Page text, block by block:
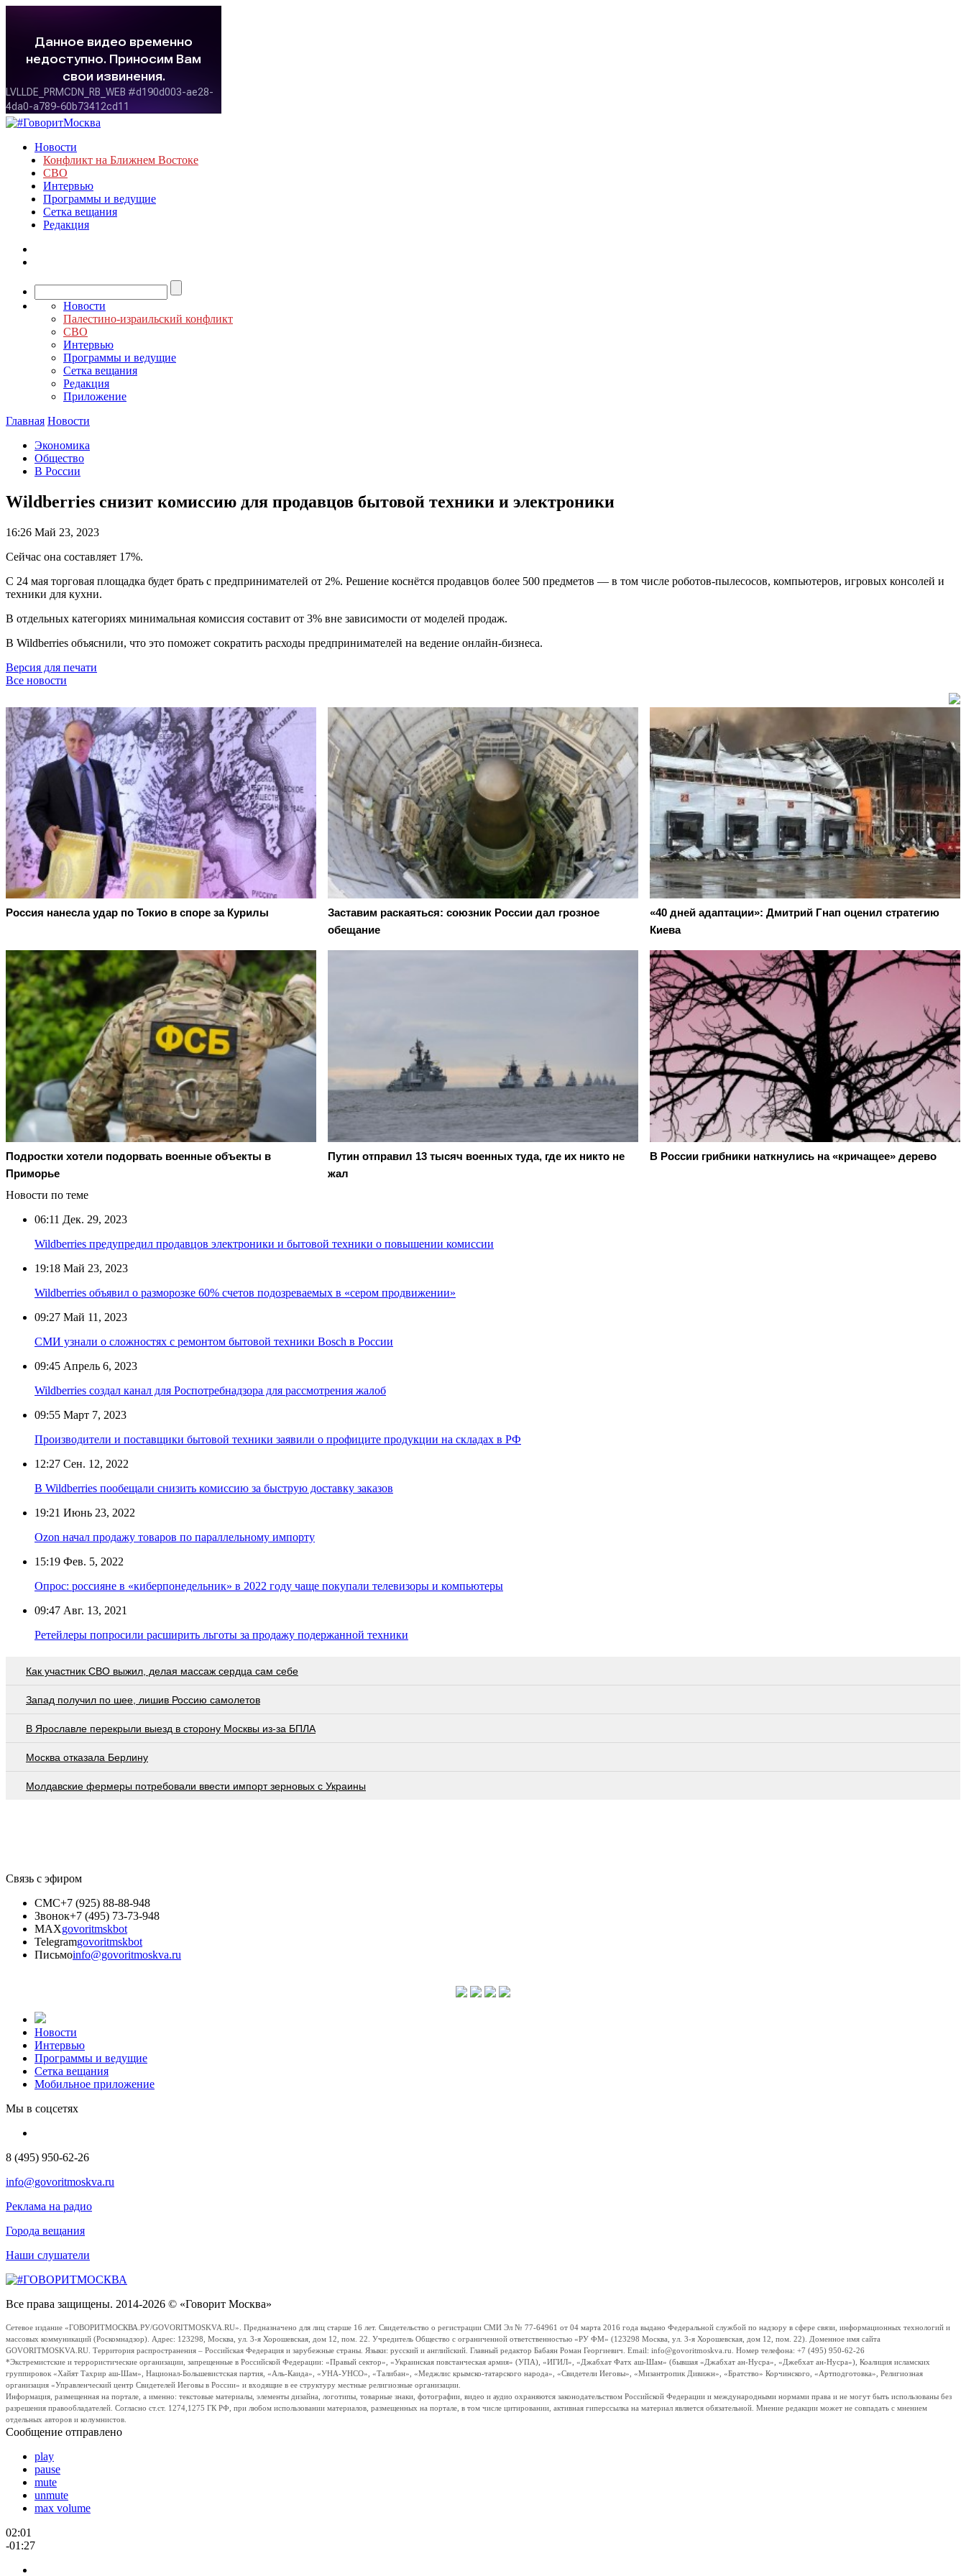
Новости
Конфликт на Ближнем Востоке
СВО
Интервью
Программы и ведущие
Сетка вещания
Редакция
Новости
Палестино-израильский конфликт
СВО
Интервью
Программы и ведущие
Сетка вещания
Редакция
Приложение
Главная Новости
Экономика
Общество
В России
Wildberries снизит комиссию для продавцов бытовой техники и электроники
16:26 Май 23, 2023
Сейчас она составляет 17%.
С 24 мая торговая площадка будет брать с предпринимателей от 2%. Решение коснётся продавцов более 500 предметов — в том числе роботов-пылесосов, компьютеров, игровых консолей и
техники для кухни.
В отдельных категориях минимальная комиссия составит от 3% вне зависимости от моделей продаж.
В Wildberries объяснили, что это поможет сократить расходы предпринимателей на ведение онлайн-бизнеса.
Версия для печати
Все новости
Россия нанесла удар по Токио в споре за Курилы
Заставим раскаяться: союзник России дал грозное
обещание
«40 дней адаптации»: Дмитрий Гнап оценил стратегию
Киева
Подростки хотели подорвать военные объекты в
Приморье
Путин отправил 13 тысяч военных туда, где их никто не
жал
В России грибники наткнулись на «кричащее» дерево
Новости по теме
06:11 Дек. 29, 2023
Wildberries предупредил продавцов электроники и бытовой техники о повышении комиссии
19:18 Май 23, 2023
Wildberries объявил о разморозке 60% счетов подозреваемых в «сером продвижении»
09:27 Май 11, 2023
СМИ узнали о сложностях с ремонтом бытовой техники Bosch в России
09:45 Апрель 6, 2023
Wildberries создал канал для Роспотребнадзора для рассмотрения жалоб
09:55 Март 7, 2023
Производители и поставщики бытовой техники заявили о профиците продукции на складах в РФ
12:27 Сен. 12, 2022
В Wildberries пообещали снизить комиссию за быструю доставку заказов
19:21 Июнь 23, 2022
Ozon начал продажу товаров по параллельному импорту
15:19 Фев. 5, 2022
Опрос: россияне в «киберпонедельник» в 2022 году чаще покупали телевизоры и компьютеры
09:47 Авг. 13, 2021
Ретейлеры попросили расширить льготы за продажу подержанной техники
Как участник СВО выжил, делая массаж сердца сам себе
Запад получил по шее, лишив Россию самолетов
В Ярославле перекрыли выезд в сторону Москвы из-за БПЛА
Москва отказала Берлину
Молдавские фермеры потребовали ввести импорт зерновых с Украины
Связь с эфиром
СМС+7 (925) 88-88-948
Звонок+7 (495) 73-73-948
MAXgovoritmskbot
Telegramgovoritmskbot
Письмоinfo@govoritmoskva.ru
Новости
Интервью
Программы и ведущие
Сетка вещания
Мобильное приложение
Мы в соцсетях
8 (495) 950-62-26
info@govoritmoskva.ru
Реклама на радио
Города вещания
Наши слушатели
Все права защищены. 2014-2026 © «Говорит Москва»
Сетевое издание «ГОВОРИТМОСКВА.РУ/GOVORITMOSKVA.RU». Предназначено для лиц старше 16 лет. Свидетельство о регистрации СМИ Эл № 77-64961 от 04 марта 2016 года выдано Федеральной службой по надзору в сфере связи, информационных технологий и
массовых коммуникаций (Роскомнадзор). Адрес: 123298, Москва, ул. 3-я Хорошевская, дом 12, пом. 22. Учредитель Общество с ограниченной ответственностью «РУ ФМ» (123298 Москва, ул. 3-я Хорошевская, дом 12, пом. 22). Доменное имя сайта
GOVORITMOSKVA.RU. Территория распространения – Российская Федерация и зарубежные страны. Языки: русский и английский. Главный редактор Бабаян Роман Георгиевич. Email: info@govoritmoskva.ru. Номер телефона: +7 (495) 950-62-26
*Экстремистские и террористические организации, запрещенные в Российской Федерации: «Правый сектор», «Украинская повстанческая армия» (УПА), «ИГИЛ», «Джабхат Фатх аш-Шам» (бывшая «Джабхат ан-Нусра», «Джебхат ан-Нусра»), Коалиция исламских
группировок «Хайят Тахрир аш-Шам», Национал-Большевистская партия, «Аль-Каида», «УНА-УНСО», «Талибан», «Меджлис крымско-татарского народа», «Свидетели Иеговы», «Мизантропик Дивижн», «Братство» Корчинского, «Артподготовка», Религиозная
организация «Управленческий центр Свидетелей Иеговы в России» и входящие в ее структуру местные религиозные организации.
Информация, размещенная на портале, а именно: текстовые материалы, элементы дизайна, логотипы, товарные знаки, фотографии, видео и аудио охраняются законодательством Российской Федерации и международными нормами права и не могут быть использованы без
разрешения правообладателей. Согласно ст.ст. 1274,1275 ГК РФ, при любом использовании материалов, размещенных на портале, в том числе цитировании, активная гиперссылка на материал является обязательной. Мнение редакции может не совпадать с мнением
отдельных авторов и колумнистов.
Сообщение отправлено
play
pause
mute
unmute
max volume
02:01
-01:27